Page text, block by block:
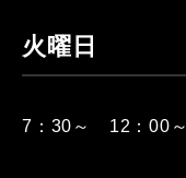
火曜日
7：30～ 12：00～